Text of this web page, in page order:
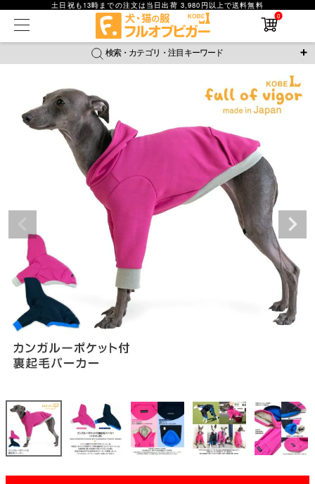
土日祝も13時までの注文は当日出荷 3,980円以上で送料無料
0
検索・カテゴリ・注目キーワード
ジャージ 防蚊 ラッシュガード
接触冷感 おそろコーデ 背中開きアイテム
返品・交換について ご利用ガイド
詳細検索
在庫なし商品
在庫なし商品を表示しない
並び順
レビュー数順
検索